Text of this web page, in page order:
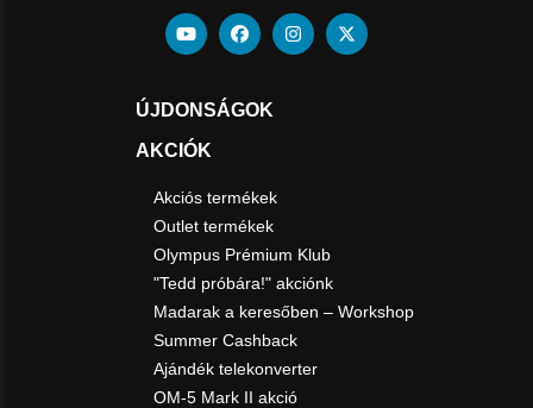
ÚJDONSÁGOK
AKCIÓK
Akciós termékek
Outlet termékek
Olympus Prémium Klub
"Tedd próbára!" akciónk
Madarak a keresőben – Workshop
Summer Cashback
Ajándék telekonverter
OM-5 Mark II akció